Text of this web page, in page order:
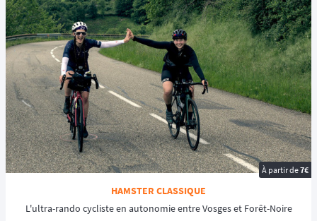
À partir de7€
HAMSTER CLASSIQUE
L'ultra-rando cycliste en autonomie entre Vosges et Forêt-Noire